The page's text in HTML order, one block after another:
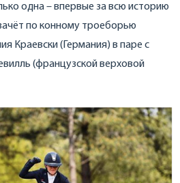
одна – впервые за всю историю
по конному троеборью
Краевски (Германия) в паре с
(французской верховой